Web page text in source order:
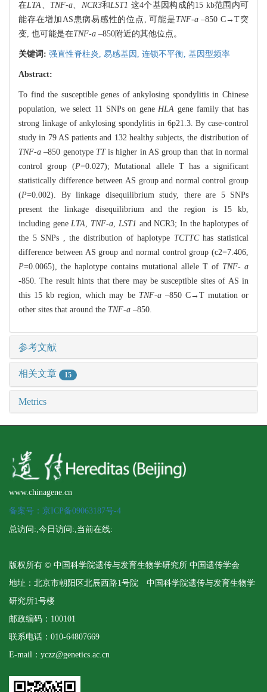
在LTA、 TNF-a、 NCR3和LST1 这4个基因构成的15 kb范围内可
能存在增加AS患病易感性的位点, 可能是 TNF-a–850 C→T突
变, 也可能是在TNF-a –850附近的其他位点。
关键词: 强直性脊柱炎, 易感基因, 连锁不平衡, 基因型频率
Abstract:
To find the susceptible genes of ankylosing spondylitis in Chinese
population, we select 11 SNPs on geneHLA gene family that has
strong linkage of ankylosing spondylitis in 6p21.3. By case-control
study in 79 AS patients and 132 healthy subjects, the distribution of
TNF-a –850 genotype TTis higher in AS group than that in normal
control group (P=0.027); Mutational allele T has a significant
statistically difference between AS group and normal control group
(P=0.002). By linkage disequilibrium study, there are 5 SNPs
present the linkage disequilibrium and the region is 15 kb,
including geneLTA, TNF-a, LST1 and NCR3; In the haplotypes of
the 5 SNPs , the distribution of haplotype TCTTChas statistical
difference between AS group and normal control group (c2=7.406,
P=0.0065), the haplotype contains mutational allele T of TNF- a
-850. The result hints that there may be susceptible sites of AS in
this 15 kb region, which may be TNF-a–850 C→T mutation or
other sites that around the TNF-a –850.
参考文献
相关文章 15
Metrics
www.chinagene.cn
备案号：京ICP备09063187号-4
总访问:,今日访问:,当前在线:
版权所有 © 中国科学院遗传与发育生物学研究所 中国遗传学会
地址：北京市朝阳区北辰西路1号院 中国科学院遗传与发育生物学
研究所1号楼
邮政编码：100101
联系电话：010-64807669
E-mail：yczz@genetics.ac.cn